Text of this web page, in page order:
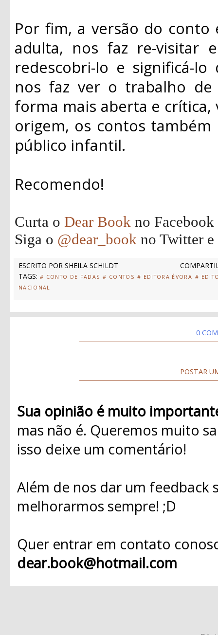
Por fim, a versão do
adulta, nos faz re-visitar
redescobri-lo e significá-
nos faz ver o trabalho de
forma mais aberta e
origem, os contos
público infantil.
Recomendo!
Curta o Dear Book no Facebook
Siga o @dear_book no Twitter
ESCRITO POR SHEILA SCHILDT
TAGS: # CONTO DE FADAS # CONTOS # EDITORA ÉVORA #
NACIONAL
0
POSTAR
Sua opinião é muito
mas não é. Queremos muito
isso deixe um comentário!
Além de nos dar um
melhorarmos sempre! ;D
Quer entrar em contato
dear.book@hotmail.com